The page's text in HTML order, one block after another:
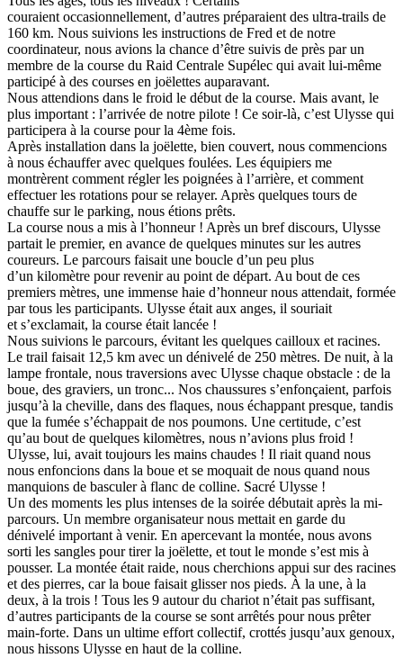
couraient occasionnellement, d’autres préparaient des ultra-trails de
160 km. Nous suivions les instructions de Fred et de notre
coordinateur, nous avions la chance d’être suivis de près par un
membre de la course du Raid Centrale Supélec qui avait lui-même
participé à des courses en joëlettes auparavant.
Nous attendions dans le froid le début de la course. Mais avant, le
plus important : l’arrivée de notre pilote ! Ce soir-là, c’est Ulysse qui
participera à la course pour la 4ème fois.
Après installation dans la joëlette, bien couvert, nous commencions
à nous échauffer avec quelques foulées. Les équipiers me
montrèrent comment régler les poignées à l’arrière, et comment
effectuer les rotations pour se relayer. Après quelques tours de
chauffe sur le parking, nous étions prêts.
La course nous a mis à l’honneur ! Après un bref discours, Ulysse
partait le premier, en avance de quelques minutes sur les autres
coureurs. Le parcours faisait une boucle d’un peu plus
d’un kilomètre pour revenir au point de départ. Au bout de ces
premiers mètres, une immense haie d’honneur nous attendait, formée
par tous les participants. Ulysse était aux anges, il souriait
et s’exclamait, la course était lancée !
Nous suivions le parcours, évitant les quelques cailloux et racines.
Le trail faisait 12,5 km avec un dénivelé de 250 mètres. De nuit, à la
lampe frontale, nous traversions avec Ulysse chaque obstacle : de la
boue, des graviers, un tronc... Nos chaussures s’enfonçaient, parfois
jusqu’à la cheville, dans des flaques, nous échappant presque, tandis
que la fumée s’échappait de nos poumons. Une certitude, c’est
qu’au bout de quelques kilomètres, nous n’avions plus froid !
Ulysse, lui, avait toujours les mains chaudes ! Il riait quand nous
nous enfoncions dans la boue et se moquait de nous quand nous
manquions de basculer à flanc de colline. Sacré Ulysse !
Un des moments les plus intenses de la soirée débutait après la mi-
parcours. Un membre organisateur nous mettait en garde du
dénivelé important à venir. En apercevant la montée, nous avons
sorti les sangles pour tirer la joëlette, et tout le monde s’est mis à
pousser. La montée était raide, nous cherchions appui sur des racines
et des pierres, car la boue faisait glisser nos pieds. À la une, à la
deux, à la trois ! Tous les 9 autour du chariot n’était pas suffisant,
d’autres participants de la course se sont arrêtés pour nous prêter
main-forte. Dans un ultime effort collectif, crottés jusqu’aux genoux,
nous hissons Ulysse en haut de la colline.